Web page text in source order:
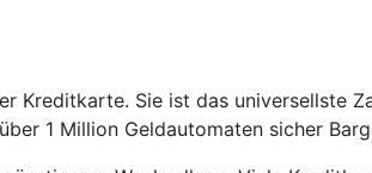
Kreditkarte. Sie ist das universellste
1 Million Geldautomaten sicher